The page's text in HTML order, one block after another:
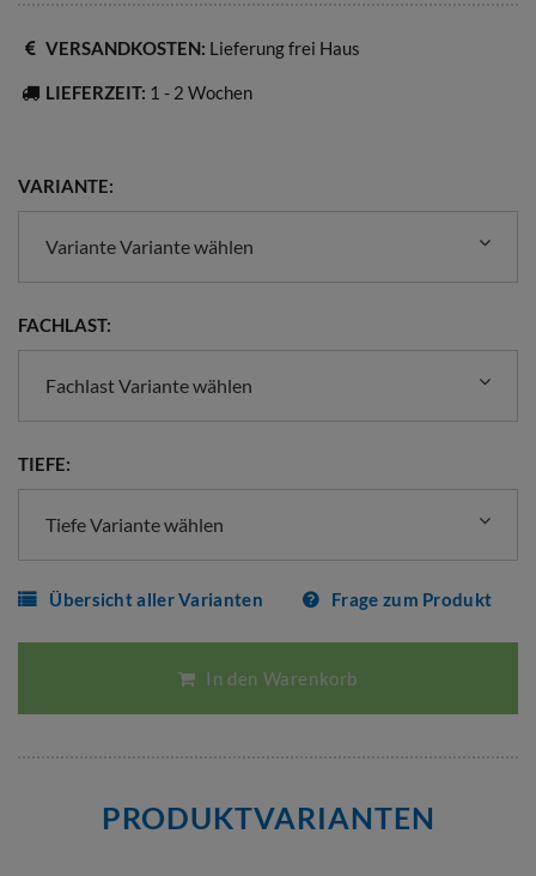
VERSANDKOSTEN: Lieferung frei Haus
LIEFERZEIT: 1 - 2 Wochen
VARIANTE:
Variante Variante wählen
FACHLAST:
Fachlast Variante wählen
TIEFE:
Tiefe Variante wählen
Übersicht aller Varianten Frage zum Produkt
In den Warenkorb
PRODUKTVARIANTEN